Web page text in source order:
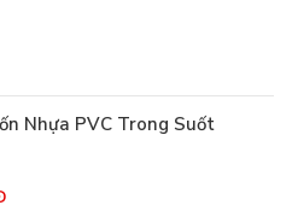
Nhựa PVC Trong Suốt